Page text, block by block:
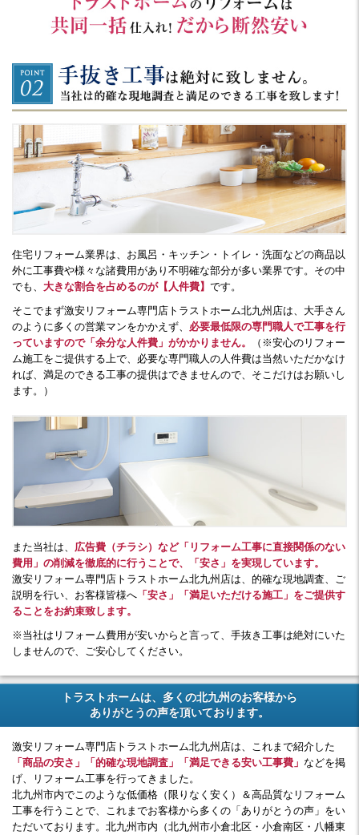
住宅リフォーム業界は、お風呂・キッチン・トイレ・洗面などの商品以
外に工事費や様々な諸費用があり不明確な部分が多い業界です。その中
でも、 大きな割合を占めるのが【人件費】 です。
そこでまず激安リフォーム専門店トラストホーム北九州店は、大手さん
のように多くの営業マンをかかえず、 必要最低限の専門職人で工事を行
っていますので「余分な人件費」がかかりません。
（※安心のリフォー
ム施工をご提供する上で、必要な専門職人の人件費は当然いただかなけ
れば、満足のできる工事の提供はできませんので、そこだけはお願いし
ます。）
また当社は、 広告費（チラシ）など「リフォーム工事に直接関係のない
費用」の削減を徹底的に行うことで、「安さ」を実現しています。
激安リフォーム専門店トラストホーム北九州店は、的確な現地調査、ご
説明を行い、お客様皆様へ 「安さ」「満足いただける施工」をご提供す
ることをお約束致します。
※当社はリフォーム費用が安いからと言って、手抜き工事は絶対にいた
しませんので、ご安心してください。
トラストホームは、多くの北九州のお客様から
ありがとうの声を頂いております。
激安リフォーム専門店トラストホーム北九州店は、これまで紹介した
「商品の安さ」「的確な現地調査」「満足できる安い工事費」 などを掲
げ、リフォーム工事を行ってきました。
北九州市内でこのような低価格（限りなく安く）＆高品質なリフォーム
工事を行うことで、これまでお客様から多くの「ありがとうの声」をい
ただいております。北九州市内（北九州市小倉北区・小倉南区・八幡東